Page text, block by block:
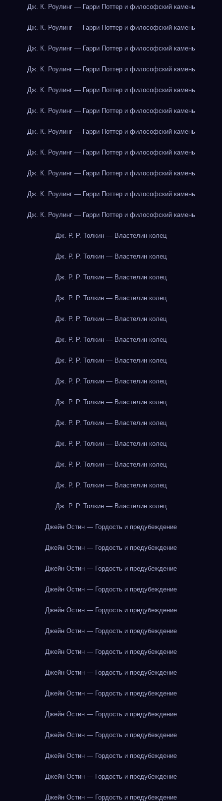
Дж. К. Роулинг — Гарри Поттер и философский камень
Дж. К. Роулинг — Гарри Поттер и философский камень
Дж. К. Роулинг — Гарри Поттер и философский камень
Дж. К. Роулинг — Гарри Поттер и философский камень
Дж. К. Роулинг — Гарри Поттер и философский камень
Дж. К. Роулинг — Гарри Поттер и философский камень
Дж. К. Роулинг — Гарри Поттер и философский камень
Дж. К. Роулинг — Гарри Поттер и философский камень
Дж. К. Роулинг — Гарри Поттер и философский камень
Дж. К. Роулинг — Гарри Поттер и философский камень
Дж. К. Роулинг — Гарри Поттер и философский камень
Дж. Р. Р. Толкин — Властелин колец
Дж. Р. Р. Толкин — Властелин колец
Дж. Р. Р. Толкин — Властелин колец
Дж. Р. Р. Толкин — Властелин колец
Дж. Р. Р. Толкин — Властелин колец
Дж. Р. Р. Толкин — Властелин колец
Дж. Р. Р. Толкин — Властелин колец
Дж. Р. Р. Толкин — Властелин колец
Дж. Р. Р. Толкин — Властелин колец
Дж. Р. Р. Толкин — Властелин колец
Дж. Р. Р. Толкин — Властелин колец
Дж. Р. Р. Толкин — Властелин колец
Дж. Р. Р. Толкин — Властелин колец
Дж. Р. Р. Толкин — Властелин колец
Джейн Остин — Гордость и предубеждение
Джейн Остин — Гордость и предубеждение
Джейн Остин — Гордость и предубеждение
Джейн Остин — Гордость и предубеждение
Джейн Остин — Гордость и предубеждение
Джейн Остин — Гордость и предубеждение
Джейн Остин — Гордость и предубеждение
Джейн Остин — Гордость и предубеждение
Джейн Остин — Гордость и предубеждение
Джейн Остин — Гордость и предубеждение
Джейн Остин — Гордость и предубеждение
Джейн Остин — Гордость и предубеждение
Джейн Остин — Гордость и предубеждение
Джейн Остин — Гордость и предубеждение